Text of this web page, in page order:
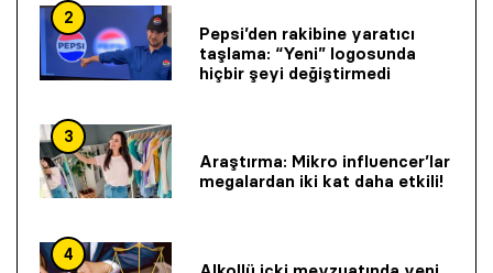
2
Pepsi’den rakibine yaratıcı
taşlama: “Yeni” logosunda
hiçbir şeyi değiştirmedi
3
Araştırma: Mikro influencer’lar
megalardan iki kat daha etkili!
4